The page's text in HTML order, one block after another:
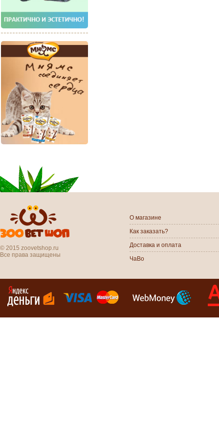
© 2015 zoovetshop.ru
Все права защищены
О магазине
Как заказать?
Доставка и оплата
ЧаВо